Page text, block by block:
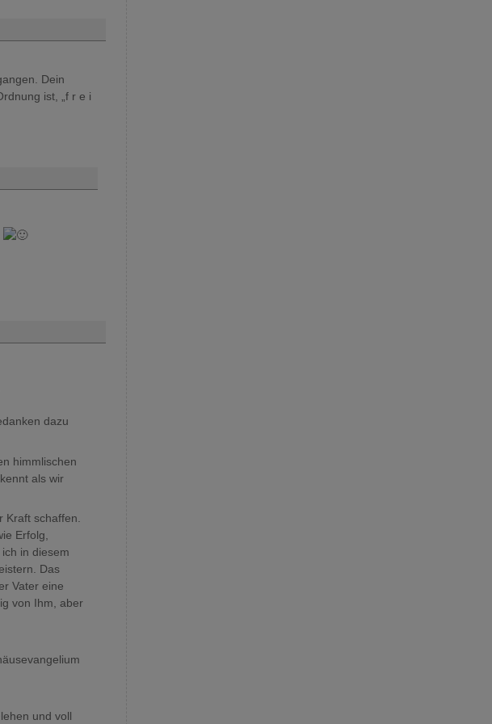
Dein
ist, „f r e i
dazu
himmlischen
als wir
schaffen.
Erfolg,
in diesem
Das
Vater eine
von Ihm, aber
und voll